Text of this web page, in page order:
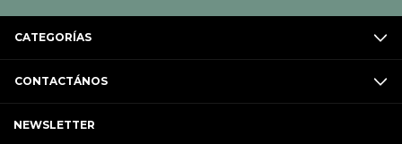
CATEGORÍAS
CONTACTÁNOS
NEWSLETTER